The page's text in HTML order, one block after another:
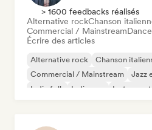
> 1600 feedbacks réalisés
Alternative rockChanson
Commercial / Mainstream
Écrire des articles
Alternative rock
Chanson
Commercial / Mainstream
Jazz
Indie folk
Indie pop